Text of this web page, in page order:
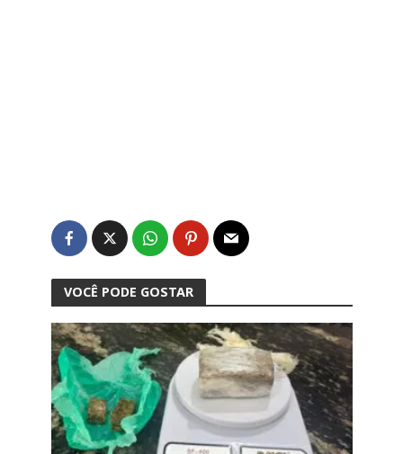
VOCÊ PODE GOSTAR